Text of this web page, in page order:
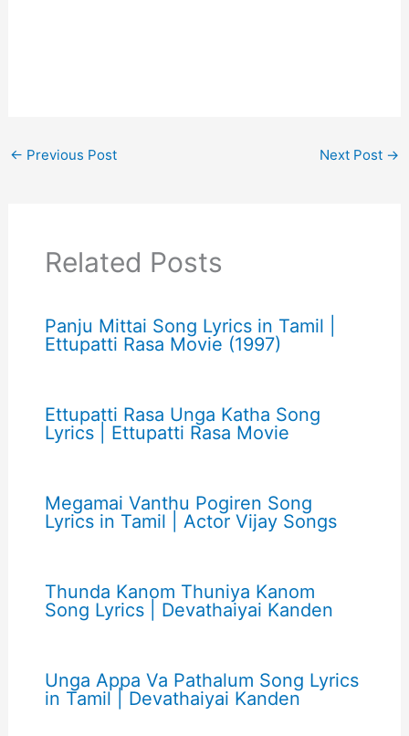
← Previous Post Next Post →
Related Posts
Panju Mittai Song Lyrics in Tamil |
Ettupatti Rasa Movie (1997)
Ettupatti Rasa Unga Katha Song
Lyrics | Ettupatti Rasa Movie
Megamai Vanthu Pogiren Song
Lyrics in Tamil | Actor Vijay Songs
Thunda Kanom Thuniya Kanom
Song Lyrics | Devathaiyai Kanden
Unga Appa Va Pathalum Song Lyrics
in Tamil | Devathaiyai Kanden